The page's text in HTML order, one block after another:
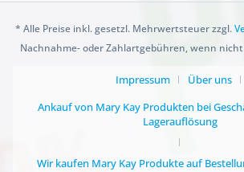
* Alle Preise inkl. gesetzl. Mehrwertsteuer zzgl.
Nachnahme- oder Zahlartgebühren, wenn
Impressum
Über uns
Ankauf von Mary Kay Produkten bei
Lagerauflösung
Wir kaufen Mary Kay Produkte auf